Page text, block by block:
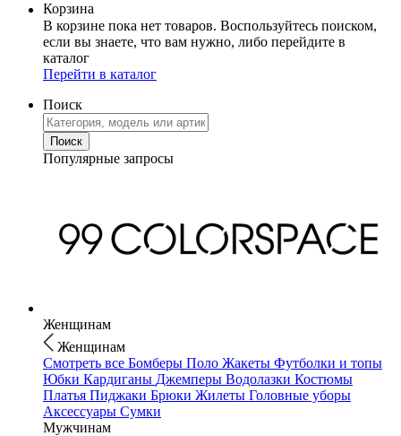
Корзина
В корзине пока нет товаров. Воспользуйтесь поиском,
если вы знаете, что вам нужно, либо перейдите в
каталог
Перейти в каталог
Поиск
Популярные запросы
Женщинам
Женщинам
Смотреть все Бомберы Поло Жакеты Футболки и топы
Юбки Кардиганы Джемперы Водолазки Костюмы
Платья Пиджаки Брюки Жилеты Головные уборы
Аксессуары Сумки
Мужчинам